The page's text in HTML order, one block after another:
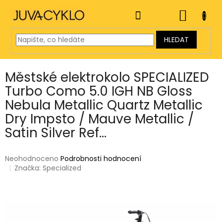
obsah
HLEDAT
KOŠÍK
Městské elektrokolo SPECIALIZED
Turbo Como 5.0 IGH NB Gloss
Nebula Metallic Quartz Metallic
Dry Impsto / Mauve Metallic /
Satin Silver Ref...
Průměrné
hodnocení
Neohodnoceno Podrobnosti hodnocení
Značka:Specialized